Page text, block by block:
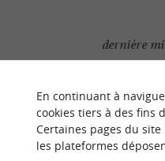
dernière
En continuant à
cookies tiers à des fins
Certaines pages du
les plateformes